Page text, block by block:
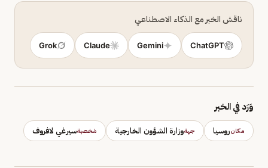
ناقش الخبر مع الذكاء الاصطناعي
ChatGPT
Gemini
Claude
Grok
وَرَد في الخبر
مكانروسيا جهةوزارة الشؤون الخارجية شخصيةسيرغي لافروف